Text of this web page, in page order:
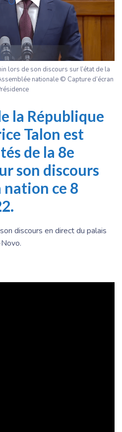
lors de son discours sur l’état de la
nationale © Capture d’écran
la République
Talon est
de la 8e
son discours
nation ce 8
discours en direct du palais